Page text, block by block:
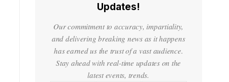
Updates!
Our commitment to accuracy, impartiality,
and delivering breaking news as it happens
has earned us the trust of a vast audience.
Stay ahead with real-time updates on the
latest events, trends.